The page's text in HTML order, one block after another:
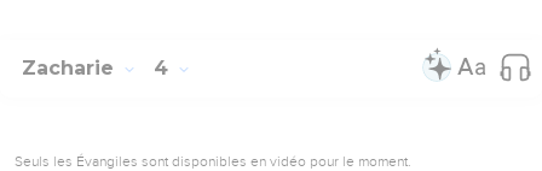
Zacharie 4
Seuls les Évangiles sont disponibles en vidéo pour le moment.